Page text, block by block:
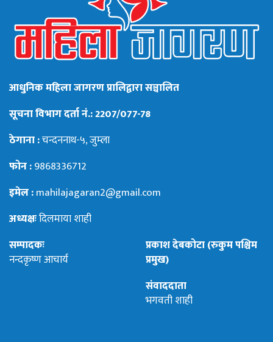
आधुनिक महिला जागरण प्रालिद्वारा सञ्चालित
सूचना विभाग दर्ता नं.: 2207/077-78
ठेगाना :चन्दननाथ-५, जुम्ला
फोन :9868336712
इमेल :mahilajagaran2@gmail.com
अध्यक्षःदिलमाया शाही
सम्पादकः
नन्दकृष्ण आचार्य
प्रकाश देबकोटा (रुकुम पश्चिम
प्रमुख)
संवाददाता
भगवती शाही